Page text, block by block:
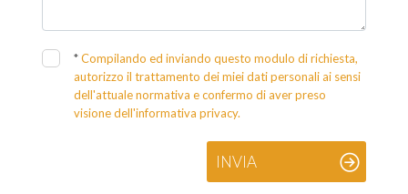
*Compilando ed inviando questo modulo di richiesta,
autorizzo il trattamento dei miei dati personali ai sensi
dell'attuale normativa e confermo di aver preso
visione dell'informativa privacy.
INVIA